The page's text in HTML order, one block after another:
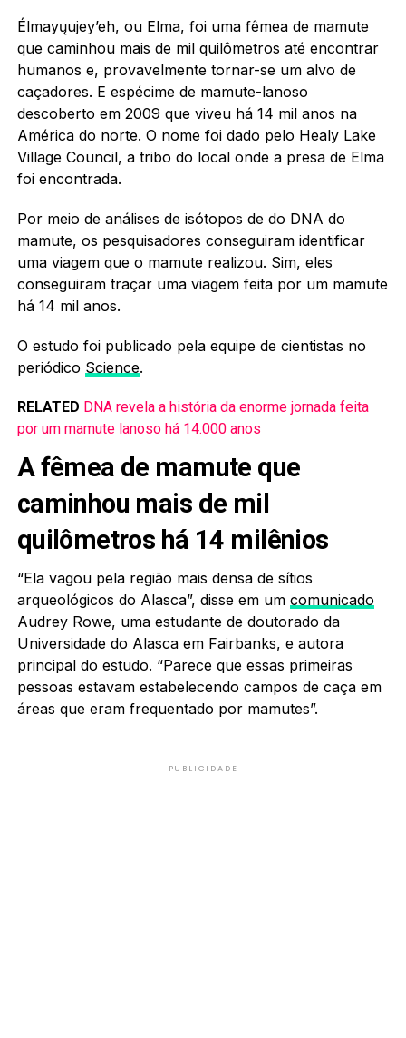
Élmayųujey’eh, ou Elma, foi uma fêmea de mamute
que caminhou mais de mil quilômetros até encontrar
humanos e, provavelmente tornar-se um alvo de
caçadores. E espécime de mamute-lanoso
descoberto em 2009 que viveu há 14 mil anos na
América do norte. O nome foi dado pelo Healy Lake
Village Council, a tribo do local onde a presa de Elma
foi encontrada.
Por meio de análises de isótopos de do DNA do
mamute, os pesquisadores conseguiram identificar
uma viagem que o mamute realizou. Sim, eles
conseguiram traçar uma viagem feita por um mamute
há 14 mil anos.
O estudo foi publicado pela equipe de cientistas no
periódico Science.
RELATED DNA revela a história da enorme jornada feita
por um mamute lanoso há 14.000 anos
A fêmea de mamute que
caminhou mais de mil
quilômetros há 14 milênios
“Ela vagou pela região mais densa de sítios
arqueológicos do Alasca”, disse em um comunicado
Audrey Rowe, uma estudante de doutorado da
Universidade do Alasca em Fairbanks, e autora
principal do estudo. “Parece que essas primeiras
pessoas estavam estabelecendo campos de caça em
áreas que eram frequentado por mamutes”.
PUBLICIDADE